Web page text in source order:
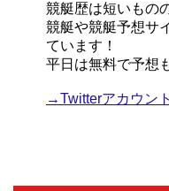
競艇歴は短いもの
競艇や競艇予想サ
ています！
平日は無料で予想
→Twitterアカウント